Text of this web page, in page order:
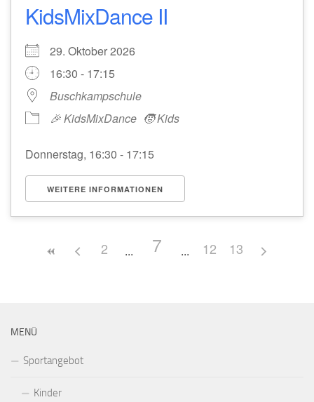
KidsMixDance II
29. Oktober 2026
16:30 - 17:15
Buschkampschule
🎉 KidsMixDance 🧒 Kids
Donnerstag, 16:30 - 17:15
WEITERE INFORMATIONEN
2 7 12 13
MENÜ
Sportangebot
Kinder